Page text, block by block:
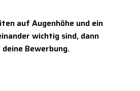
auf Augenhöhe und ein
wichtig sind, dann
Bewerbung.